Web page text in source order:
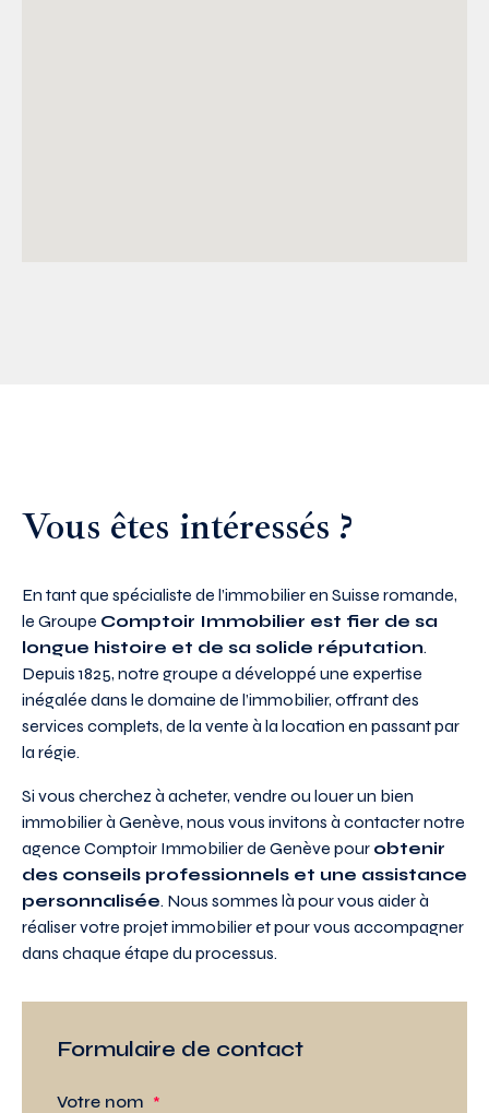
Vous êtes intéressés ?
En tant que spécialiste de l’immobilier en Suisse romande,
le Groupe Comptoir Immobilier est fier de sa
longue histoire et de sa solide réputation.
Depuis 1825, notre groupe a développé une expertise
inégalée dans le domaine de l’immobilier, offrant des
services complets, de la vente à la location en passant par
la régie.
Si vous cherchez à acheter, vendre ou louer un bien
immobilier à Genève, nous vous invitons à contacter notre
agence Comptoir Immobilier de Genève pour obtenir
des conseils professionnels et une assistance
personnalisée. Nous sommes là pour vous aider à
réaliser votre projet immobilier et pour vous accompagner
dans chaque étape du processus.
Formulaire de contact
Votre nom *